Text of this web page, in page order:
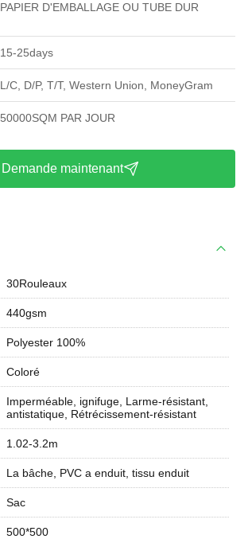
PAPIER D'EMBALLAGE OU TUBE DUR
15-25days
L/C, D/P, T/T, Western Union, MoneyGram
50000SQM PAR JOUR
Demande maintenant
30Rouleaux
440gsm
Polyester 100%
Coloré
Imperméable, ignifuge, Larme-résistant,
antistatique, Rétrécissement-résistant
1.02-3.2m
La bâche, PVC a enduit, tissu enduit
Sac
500*500